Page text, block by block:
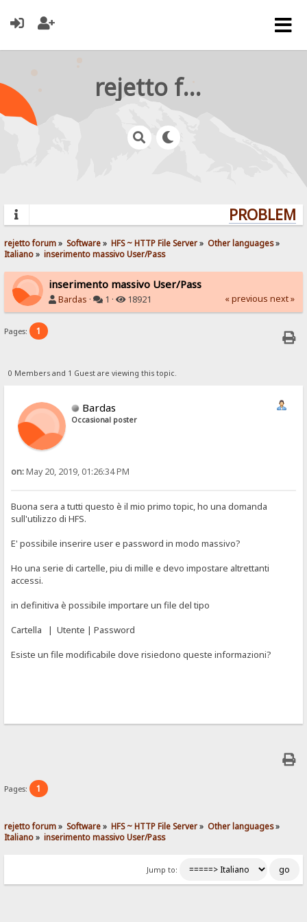
rejetto forum
rejetto forum» Software» HFS ~ HTTP File Server» Other languages»
Italiano» inserimento massivo User/Pass
inserimento massivo User/Pass
Bardas · 1 · 18921 « previous next »
Pages: 1
0 Members and 1 Guest are viewing this topic.
Bardas
Occasional poster
on:May 20, 2019, 01:26:34 PM
Buona sera a tutti questo è il mio primo topic, ho una domanda
sull'utilizzo di HFS.
E' possibile inserire user e password in modo massivo?
Ho una serie di cartelle, piu di mille e devo impostare altrettanti
accessi.
in definitiva è possibile importare un file del tipo
Cartella | Utente | Password
Esiste un file modificabile dove risiedono queste informazioni?
Pages: 1
rejetto forum» Software» HFS ~ HTTP File Server» Other languages»
Italiano» inserimento massivo User/Pass
Jump to: